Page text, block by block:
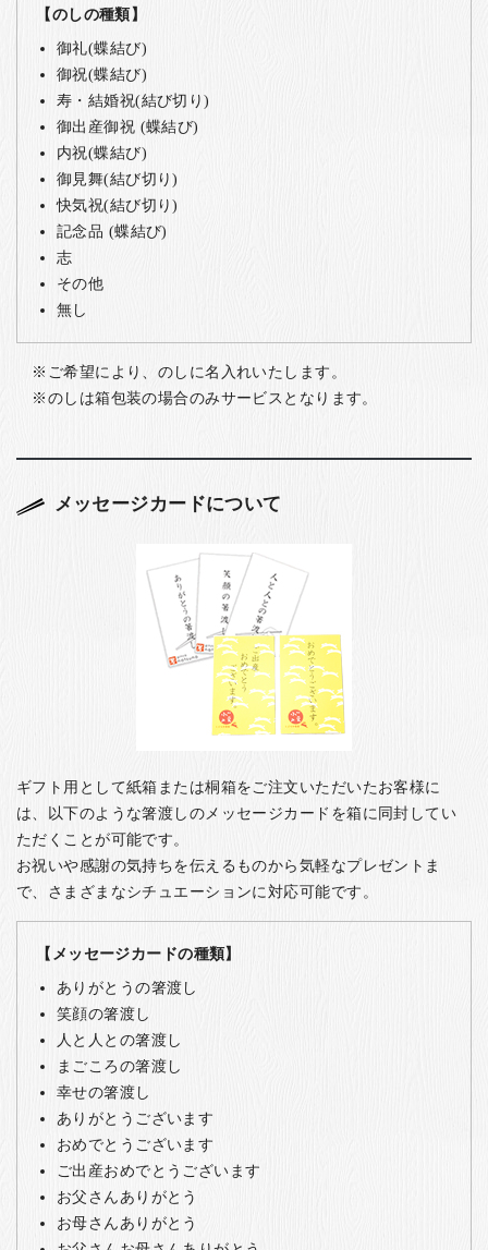
【のしの種類】
御礼(蝶結び)
御祝(蝶結び)
寿・結婚祝(結び切り)
御出産御祝 (蝶結び)
内祝(蝶結び)
御見舞(結び切り)
快気祝(結び切り)
記念品 (蝶結び)
志
その他
無し
ご希望により、のしに名入れいたします。
のしは箱包装の場合のみサービスとなります。
メッセージカードについて
ギフト用として紙箱または桐箱をご注文いただいたお客様に
は、以下のような箸渡しのメッセージカードを箱に同封してい
ただくことが可能です。
お祝いや感謝の気持ちを伝えるものから気軽なプレゼントま
で、さまざまなシチュエーションに対応可能です。
【メッセージカードの種類】
ありがとうの箸渡し
笑顔の箸渡し
人と人との箸渡し
まごころの箸渡し
幸せの箸渡し
ありがとうございます
おめでとうございます
ご出産おめでとうございます
お父さんありがとう
お母さんありがとう